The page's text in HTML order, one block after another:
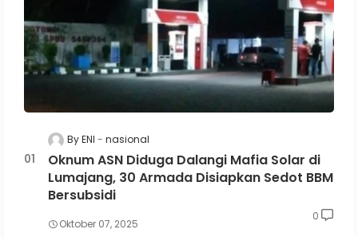
By ENI nasional
Oknum ASN Diduga Dalangi Mafia Solar di
Lumajang, 30 Armada Disiapkan Sedot BBM
Bersubsidi
Oktober 07, 2025
0